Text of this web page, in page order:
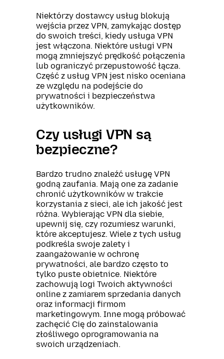
Niektórzy dostawcy usług blokują
wejścia przez VPN, zamykając dostęp
do swoich treści, kiedy usługa VPN
jest włączona. Niektóre usługi VPN
mogą zmniejszyć prędkość połączenia
lub ograniczyć przepustowość łącza.
Część z usług VPN jest nisko oceniana
ze względu na podejście do
prywatności i bezpieczeństwa
użytkowników.
Czy usługi VPN są
bezpieczne?
Bardzo trudno znaleźć usługę VPN
godną zaufania. Mają one za zadanie
chronić użytkowników w trakcie
korzystania z sieci, ale ich jakość jest
różna. Wybierając VPN dla siebie,
upewnij się, czy rozumiesz warunki,
które akceptujesz. Wiele z tych usług
podkreśla swoje zalety i
zaangażowanie w ochronę
prywatności, ale bardzo często to
tylko puste obietnice. Niektóre
zachowują logi Twoich aktywności
online z zamiarem sprzedania danych
oraz informacji firmom
marketingowym. Inne mogą próbować
zachęcić Cię do zainstalowania
złośliwego oprogramowania na
swoich urządzeniach.